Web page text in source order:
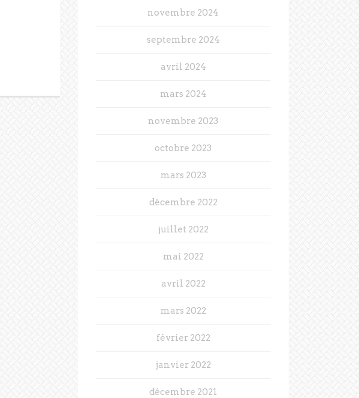
novembre 2024
septembre 2024
avril 2024
mars 2024
novembre 2023
octobre 2023
mars 2023
décembre 2022
juillet 2022
mai 2022
avril 2022
mars 2022
février 2022
janvier 2022
décembre 2021